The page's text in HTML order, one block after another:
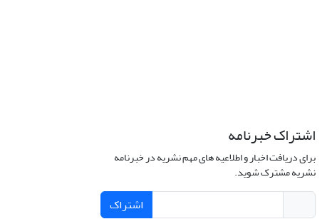
اشتراک خبرنامه
برای دریافت اخبار و اطلاعیه های مهم نشریه در خبرنامه
نشریه مشترک شوید.
اشتراک